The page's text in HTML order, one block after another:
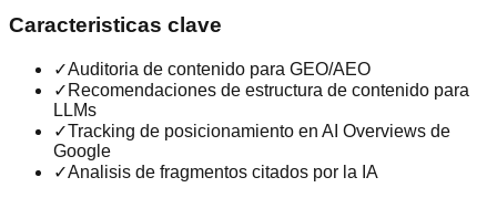
Caracteristicas clave
✓Auditoria de contenido para GEO/AEO
✓ Recomendaciones de estructura de contenido para
LLMs
✓Tracking de posicionamiento en AI Overviews de
Google
✓Analisis de fragmentos citados por la IA